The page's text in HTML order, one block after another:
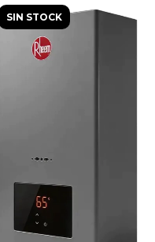
SIN STOCK